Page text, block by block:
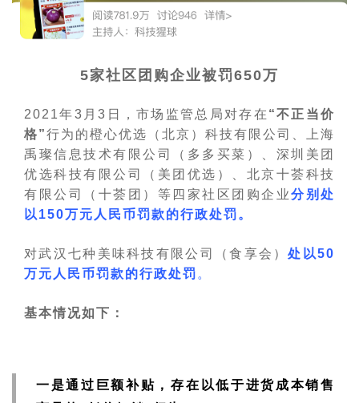
5家社区团购企业被罚650万
2021年3月3日，市场监管总局对存在 “不正当价
格”行为的橙心优选（北京）科技有限公司、上海
禹璨信息技术有限公司（多多买菜）、深圳美团
优选科技有限公司（美团优选）、北京十荟科技
有限公司（十荟团）等四家社区团购企业分别处
以150万元人民币罚款的行政处罚。
对武汉七种美味科技有限公司（食享会）处以50
万元人民币罚款的行政处罚 。
基本情况如下：
一是通过巨额补贴，存在以低于进货成本销售